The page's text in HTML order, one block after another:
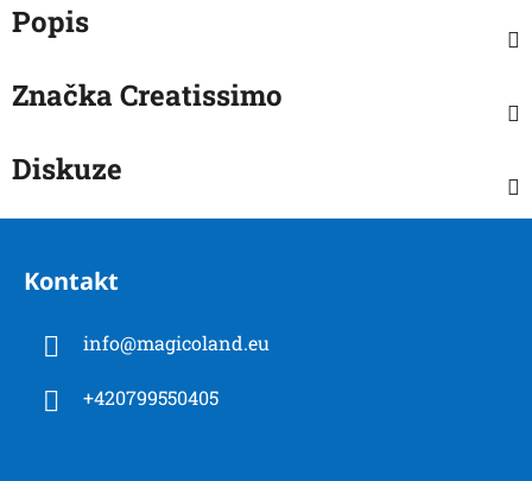
Popis
Značka Creatissimo
Diskuze
Z
Kontakt
info@magicoland.eu
+420799550405